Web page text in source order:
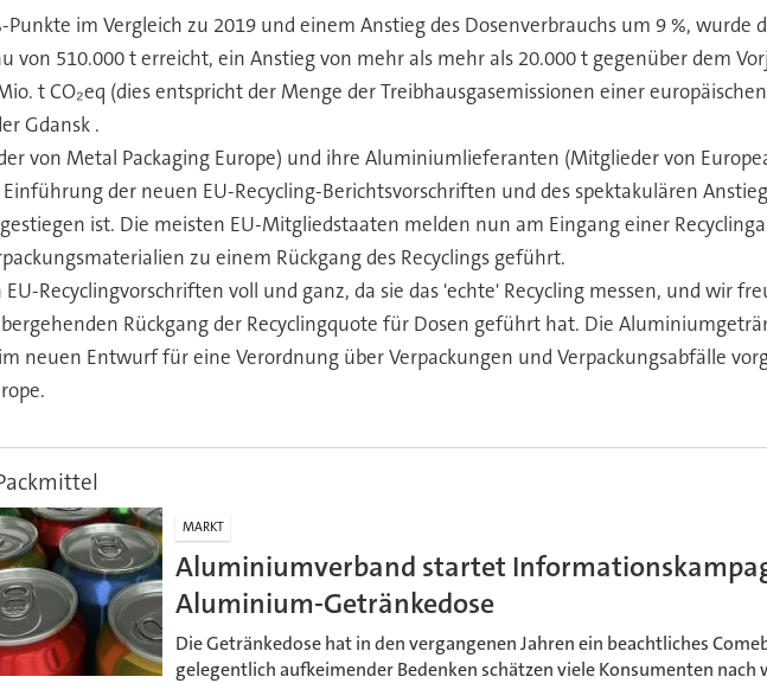
im Vergleich zu 2019 und einem Anstieg des Dosenverbrauchs um 9 %, wurde
von 510.000 t erreicht, ein Anstieg von mehr als mehr als 20.000 t gegenüber dem
t CO₂eq (dies entspricht der Menge der Treibhausgasemissionen einer
Gdansk .
von Metal Packaging Europe) und ihre Aluminiumlieferanten (Mitglieder von
der neuen EU-Recycling-Berichtsvorschriften und des spektakulären
ist. Die meisten EU-Mitgliedstaaten melden nun am Eingang einer
zu einem Rückgang des Recyclings geführt.
Recyclingvorschriften voll und ganz, da sie das 'echte' Recycling messen, und wir
Rückgang der Recyclingquote für Dosen geführt hat. Die
neuen Entwurf für eine Verordnung über Verpackungen und Verpackungsabfälle
MARKT
Aluminiumverband startet
Aluminium-Getränkedose
Die Getränkedose hat in den vergangenen Jahren ein beachtliches
gelegentlich aufkeimender Bedenken schätzen viele Konsumenten nach